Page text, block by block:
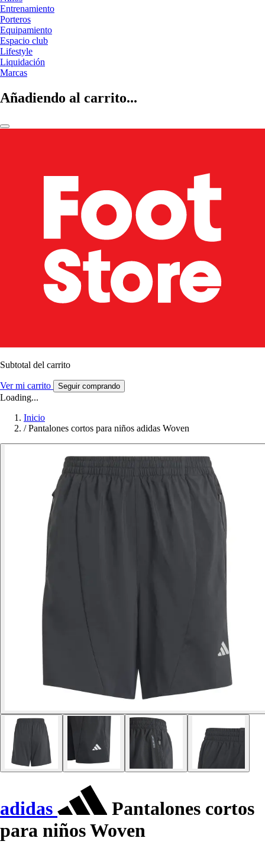
Entrenamiento
Porteros
Equipamiento
Espacio club
Lifestyle
Liquidación
Marcas
Añadiendo al carrito...
Subtotal del carrito
Ver mi carrito Seguir comprando
Loading...
Inicio
/ Pantalones cortos para niños adidas Woven
adidas
Pantalones cortos
para niños Woven